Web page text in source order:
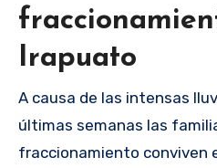
Irapuato
A causa de las intensas
últimas semanas las
fraccionamiento conviven